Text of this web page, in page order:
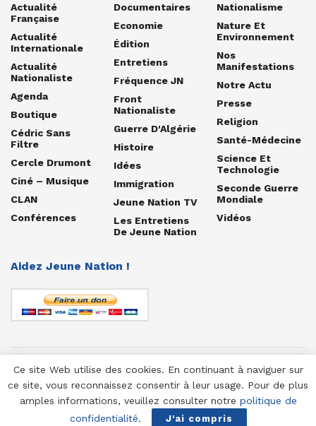
Actualité
Française
Actualité
Internationale
Actualité
Nationaliste
Agenda
Boutique
Cédric Sans
Filtre
Cercle Drumont
Ciné – Musique
CLAN
Conférences
Documentaires
Economie
Édition
Entretiens
Fréquence JN
Front
Nationaliste
Guerre D'Algérie
Histoire
Idées
Immigration
Jeune Nation TV
Les Entretiens
De Jeune Nation
Nationalisme
Nature Et
Environnement
Nos
Manifestations
Notre Actu
Presse
Religion
Santé-Médecine
Science Et
Technologie
Seconde Guerre
Mondiale
Vidéos
Aidez Jeune Nation !
© 1958-2025 Jeune Nation
Ce site Web utilise des cookies. En continuant à naviguer sur
ce site, vous reconnaissez consentir à leur usage. Pour de plus
amples informations, veuillez consulter notre politique de
confidentialité. J'ai compris